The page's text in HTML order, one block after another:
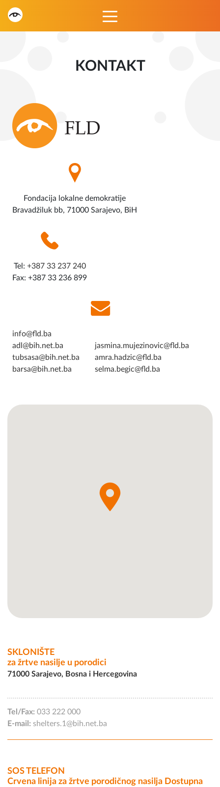
KONTAKT
Fondacija lokalne demokratije
Bravadžiluk bb, 71000 Sarajevo, BiH
Tel: +387 33 237 240
Fax: +387 33 236 899
info@fld.ba
adl@bih.net.ba
tubsasa@bih.net.ba
barsa@bih.net.ba
jasmina.mujezinovic@fld.ba
amra.hadzic@fld.ba
selma.begic@fld.ba
SKLONIŠTE
za žrtve nasilje u porodici
71000 Sarajevo, Bosna i Hercegovina
Tel/Fax: 033 222 000
E-mail: shelters.1@bih.net.ba
SOS TELEFON
Crvena linija za žrtve porodičnog nasilja Dostupna